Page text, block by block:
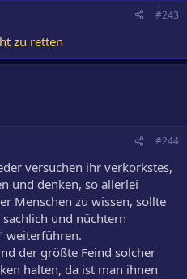
#243
zu retten
#244
versuchen ihr verkorkstes,
und denken, so allerlei
Menschen zu wissen, sollte
und nüchtern
weiterführen.
der größte Feind solcher
halten, da ist man ihnen